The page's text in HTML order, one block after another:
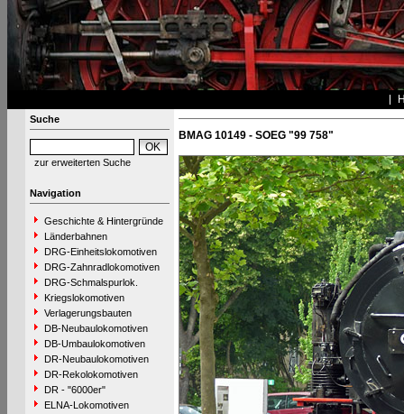
Suche
zur erweiterten Suche
Navigation
Geschichte & Hintergründe
Länderbahnen
DRG-Einheitslokomotiven
DRG-Zahnradlokomotiven
DRG-Schmalspurlok.
Kriegslokomotiven
Verlagerungsbauten
DB-Neubaulokomotiven
DB-Umbaulokomotiven
DR-Neubaulokomotiven
DR-Rekolokomotiven
DR - "6000er"
ELNA-Lokomotiven
BMAG 10149 - SOEG "99 758"